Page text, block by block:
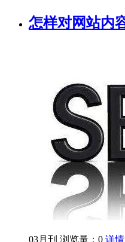
怎样对网站内
03月刊 浏览量：0 详